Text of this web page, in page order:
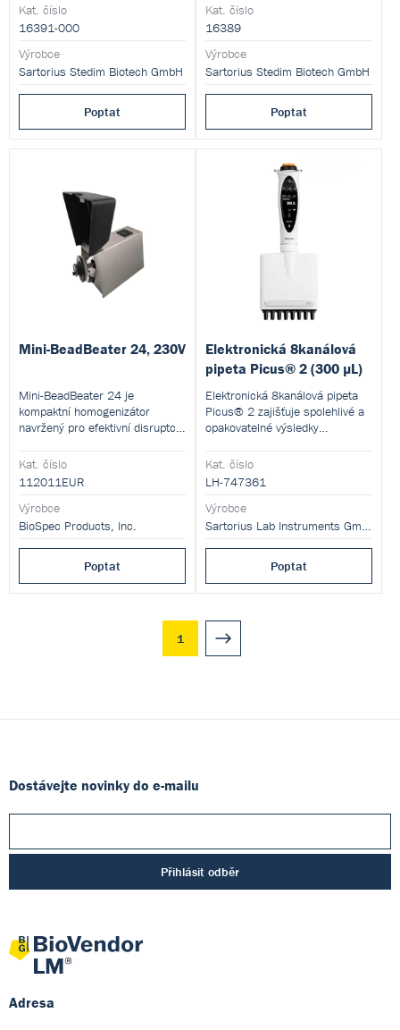
průměr) i v nesterilním prostředí
– zachovává sterilitu produktu.
Kat. číslo
16391-000
Výrobce
Sartorius Stedim Biotech GmbH
Poptat
(zejména TPE hadiček) v
prostředí biofarmaceutické
výroby a moderních aseptických
procesů. Přístroj využívá
tepelné spojení a zajišťuje
mimořádně stabilní svár se
vhodným i pro nejpřísnější
výrobní režimy.
Kat. číslo
16389
Výrobce
Sartorius Stedim Biotech GmbH
Poptat
Mini-BeadBeater 24, 230V
Mini-BeadBeater 24 je
kompaktní homogenizátor
navržený pro efektivní disruptci
živočišné tkáně pomocí
mechanického třepání
mikrozkumavek s kuličkami.
Zařízení umožňuje zpracovat až
24 vzorků současně, a to
včetně obtížně rozrušitelných
Kat. číslo
112011EUR
Výrobce
BioSpec Products, Inc.
Poptat
Elektronická 8kanálová
pipeta Picus® 2 (300 µL)
Elektronická 8kanálová pipeta
Picus® 2 zajišťuje spolehlivé a
opakovatelné výsledky
ergonomický design, který je
šetrný k vaší ruce.
Kat. číslo
LH-747361
Výrobce
Sartorius Lab Instruments GmbH and Co. KG
Poptat
1
Dostávejte novinky do e-mailu
Přihlásit odběr
Adresa